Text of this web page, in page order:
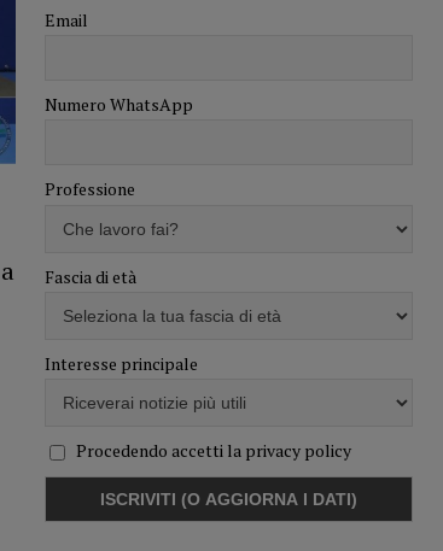
Email
Numero WhatsApp
Professione
Fascia di età
Interesse principale
Procedendo accetti la privacy policy